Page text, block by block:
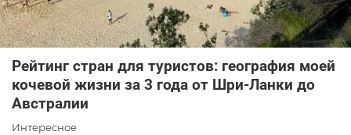
Рейтинг стран для туристов: география моей
кочевой жизни за 3 года от Шри-Ланки до
Австралии
Интересное